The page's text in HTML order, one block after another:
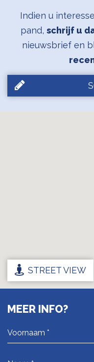
Indien u
pand, schrijf u
nieuwsbrief en
STREET VIEW
MEER INFO?